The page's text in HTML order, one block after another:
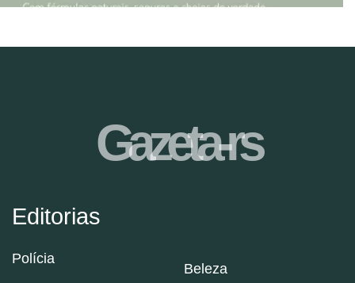
Editorias
Polícia
Beleza
Gazeta-rs